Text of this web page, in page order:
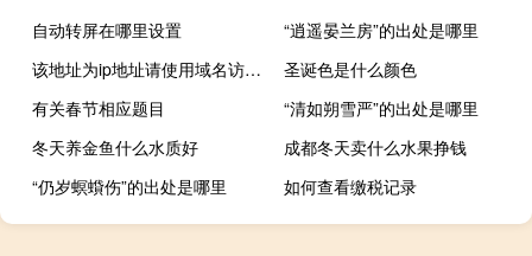
自动转屏在哪里设置
“逍遥晏兰房”的出处是哪里
该地址为ip地址请使用域名访问是啥意思（该地址为ip地址请使用域名访问网站）
圣诞色是什么颜色
有关春节相应题目
“清如朔雪严”的出处是哪里
冬天养金鱼什么水质好
成都冬天卖什么水果挣钱
“仍岁螟蟘伤”的出处是哪里
如何查看缴税记录